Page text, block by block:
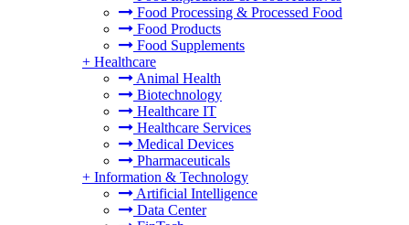
Food Processing & Processed Food
Food Products
Food Supplements
+ Healthcare
Animal Health
Biotechnology
Healthcare IT
Healthcare Services
Medical Devices
Pharmaceuticals
+ Information & Technology
Artificial Intelligence
Data Center